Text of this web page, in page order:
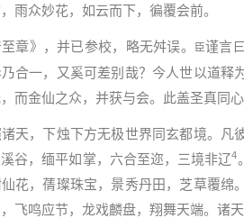
雨众妙花，如云而下，徧覆会前。
至章》，并已参校，略无舛误。 臣谨言
合一，又奚可差别哉？今人世以道
而金仙之众，并获与会。此盖圣真同
天，下烛下方无极世界同玄都境。
谷，缅平如掌，六合至迩，三境非辽4
花，蒨璨珠宝，景秀丹田，芝草覆
飞鸣应节，龙戏麟盘，翔舞天端。诸